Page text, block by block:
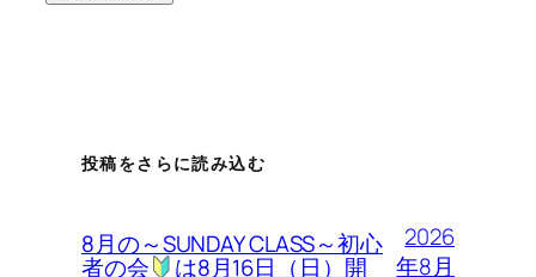
投稿をさらに読み込む
8月の～SUNDAY CLASS～初心
者の会 は8月16日（日）開
2026
年8月